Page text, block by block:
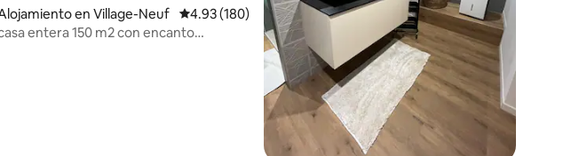
4.89 de 5, 9 reseñas
en Village-Neuf Calificación promedio: 4.93 de 5, 180 reseñas
4.93 (180)
entera 150 m2 con encanto